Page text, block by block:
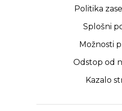
Politika
Splošni
Možnosti
Odstop od
Kazalo